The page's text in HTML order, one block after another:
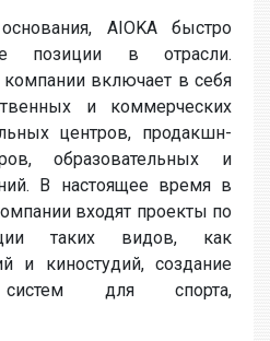
AIOKA быстро
позиции в отрасли.
компании включает в себя
и коммерческих
центров, продакшн-
образовательных и
В настоящее время в
входят проекты по
таких видов, как
и киностудий, создание
систем для спорта,